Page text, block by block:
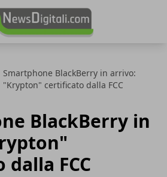
Smartphone BlackBerry in arrivo:
"Krypton" certificato dalla FCC
BlackBerry in
FCC